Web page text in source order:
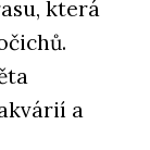
která
a